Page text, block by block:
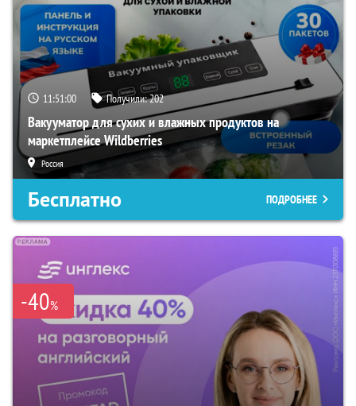
11:50:59 Получили:202
Вакууматор для сухих и влажных продуктов на
маркетплейсе Wildberries
Россия
Бесплатно ПОДРОБНЕЕ
-40%